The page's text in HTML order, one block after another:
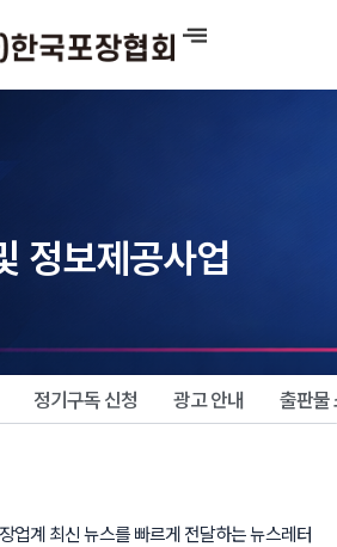
정보제공사업
정기구독 신청 광고 안내 출판물
업계 최신 뉴스를 빠르게 전달하는 뉴스레터